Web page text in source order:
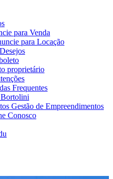
para Venda
para Locação
proprietário
Frequentes
Bortolini
Gestão de Empreendimentos
Conosco